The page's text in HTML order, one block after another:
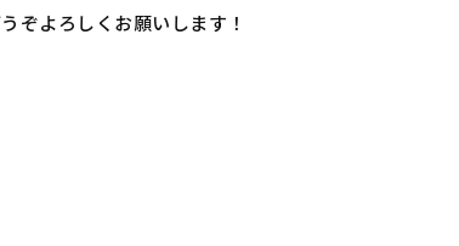
ぞよろしくお願いします！